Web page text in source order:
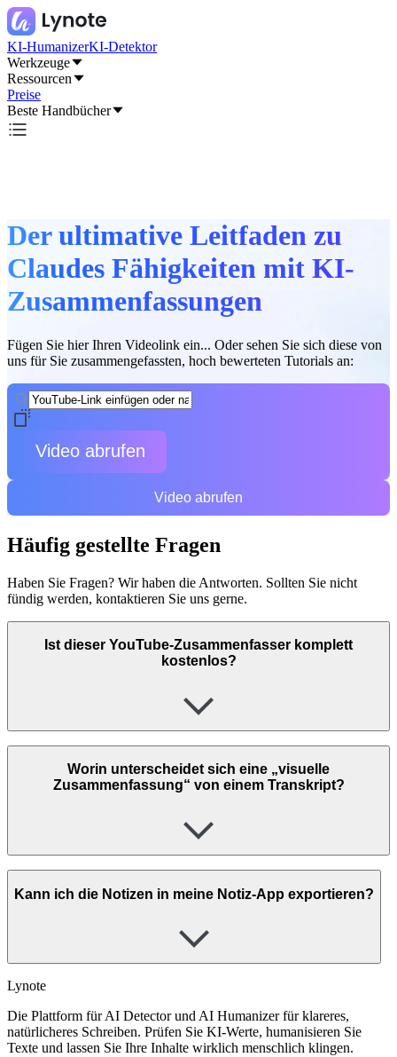
KI-HumanizerKI-Detektor
Werkzeuge
Ressourcen
Preise
Beste Handbücher
Der ultimative Leitfaden zu
Claudes Fähigkeiten mit KI-
Zusammenfassungen
Fügen Sie hier Ihren Videolink ein... Oder sehen Sie sich diese von
uns für Sie zusammengefassten, hoch bewerteten Tutorials an:
Video abrufen
Video abrufen
Häufig gestellte Fragen
Haben Sie Fragen? Wir haben die Antworten. Sollten Sie nicht
fündig werden, kontaktieren Sie uns gerne.
Ist dieser YouTube-Zusammenfasser komplett
kostenlos?
Worin unterscheidet sich eine „visuelle
Zusammenfassung“ von einem Transkript?
Kann ich die Notizen in meine Notiz-App exportieren?
Lynote
Die Plattform für AI Detector und AI Humanizer für klareres,
natürlicheres Schreiben. Prüfen Sie KI-Werte, humanisieren Sie
Texte und lassen Sie Ihre Inhalte wirklich menschlich klingen.